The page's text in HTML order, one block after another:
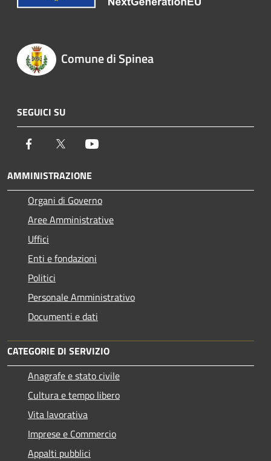
Comune di Spinea
SEGUICI SU
Facebook Twitter
AMMINISTRAZIONE
Organi di Governo
Aree Amministrative
Uffici
Enti e fondazioni
Politici
Personale Amministrativo
Documenti e dati
CATEGORIE DI SERVIZIO
Anagrafe e stato civile
Cultura e tempo libero
Vita lavorativa
Imprese e Commercio
Appalti pubblici